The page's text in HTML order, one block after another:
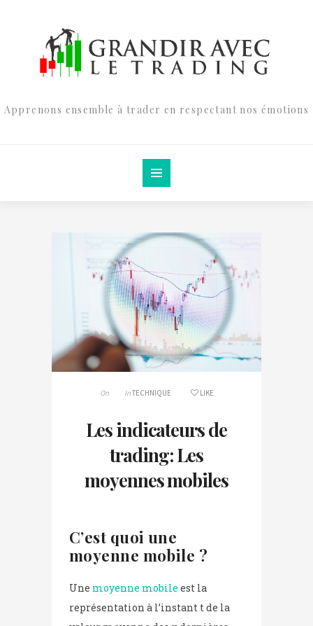
Apprenons ensemble à trader en respectant nos émotions
On InTECHNIQUE LIKE
Les indicateurs de
trading: Les
moyennes mobiles
C’est quoi une
moyenne mobile ?
Une moyenne mobile est la
représentation à l’instant t de la